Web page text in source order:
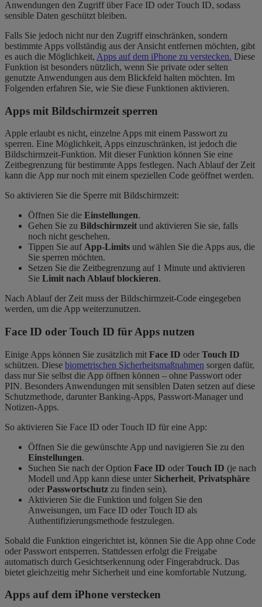
Anwendungen den Zugriff über Face ID oder Touch ID, sodass
sensible Daten geschützt bleiben.
Falls Sie jedoch nicht nur den Zugriff einschränken, sondern
bestimmte Apps vollständig aus der Ansicht entfernen möchten, gibt
es auch die Möglichkeit, Apps auf dem iPhone zu verstecken. Diese
Funktion ist besonders nützlich, wenn Sie private oder selten
genutzte Anwendungen aus dem Blickfeld halten möchten. Im
Folgenden erfahren Sie, wie Sie diese Funktionen aktivieren.
Apps mit Bildschirmzeit sperren
Apple erlaubt es nicht, einzelne Apps mit einem Passwort zu
sperren. Eine Möglichkeit, Apps einzuschränken, ist jedoch die
Bildschirmzeit-Funktion. Mit dieser Funktion können Sie eine
Zeitbegrenzung für bestimmte Apps festlegen. Nach Ablauf der Zeit
kann die App nur noch mit einem speziellen Code geöffnet werden.
So aktivieren Sie die Sperre mit Bildschirmzeit:
Öffnen Sie die Einstellungen.
Gehen Sie zu Bildschirmzeit und aktivieren Sie sie, falls
noch nicht geschehen.
Tippen Sie auf App-Limits und wählen Sie die Apps aus, die
Sie sperren möchten.
Setzen Sie die Zeitbegrenzung auf 1 Minute und aktivieren
Sie Limit nach Ablauf blockieren.
Nach Ablauf der Zeit muss der Bildschirmzeit-Code eingegeben
werden, um die App weiterzunutzen.
Face ID oder Touch ID für Apps nutzen
Einige Apps können Sie zusätzlich mit Face ID oder Touch ID
schützen. Diese biometrischen Sicherheitsmaßnahmen sorgen dafür,
dass nur Sie selbst die App öffnen können – ohne Passwort oder
PIN. Besonders Anwendungen mit sensiblen Daten setzen auf diese
Schutzmethode, darunter Banking-Apps, Passwort-Manager und
Notizen-Apps.
So aktivieren Sie Face ID oder Touch ID für eine App:
Öffnen Sie die gewünschte App und navigieren Sie zu den
Einstellungen.
Suchen Sie nach der Option Face ID oder Touch ID (je nach
Modell und App kann diese unter Sicherheit, Privatsphäre
oder Passwortschutz zu finden sein).
Aktivieren Sie die Funktion und folgen Sie den
Anweisungen, um Face ID oder Touch ID als
Authentifizierungsmethode festzulegen.
Sobald die Funktion eingerichtet ist, können Sie die App ohne Code
oder Passwort entsperren. Stattdessen erfolgt die Freigabe
automatisch durch Gesichtserkennung oder Fingerabdruck. Das
bietet gleichzeitig mehr Sicherheit und eine komfortable Nutzung.
Apps auf dem iPhone verstecken